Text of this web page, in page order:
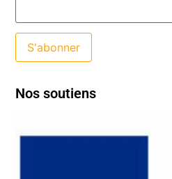
Nos soutiens